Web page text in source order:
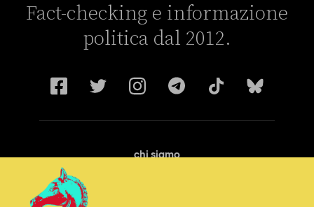
Fact-checking e informazione
politica dal 2012.
chi siamo